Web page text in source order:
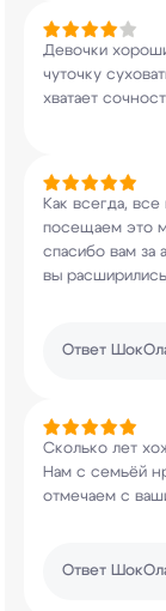
Девочки
чуточку
хватает
Как всегда,
посещаем это
спасибо вам за
вы
Ответ
Сколько лет
Нам с семьёй
отмечаем с
Ответ